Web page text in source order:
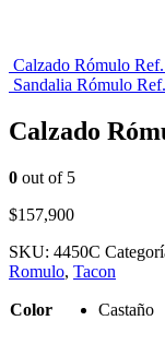
Calzado Rómulo
Sandalia Rómulo
Calzado
0 out of 5
$157,900
SKU: 4450C
Romulo, Tacon
Color Castaño